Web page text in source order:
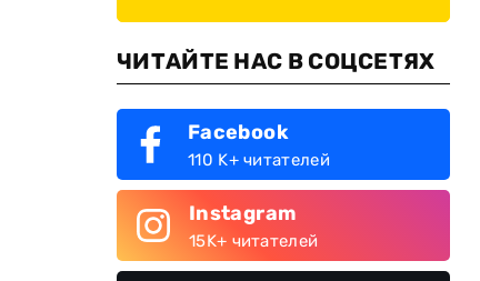
ЧИТАЙТЕ НАС В СОЦСЕТЯХ
Facebook
110 K+ читателей
Instagram
15K+ читателей